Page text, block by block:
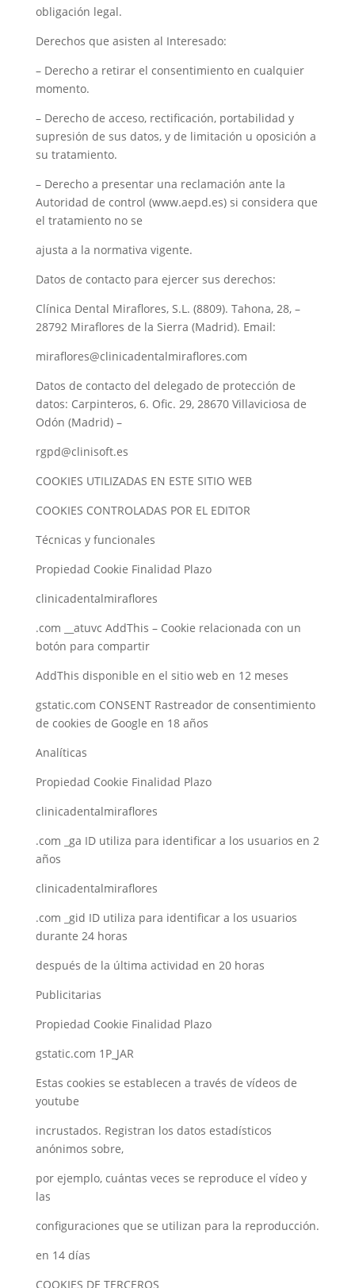
obligación legal.
Derechos que asisten al Interesado:
– Derecho a retirar el consentimiento en cualquier
momento.
– Derecho de acceso, rectificación, portabilidad y
supresión de sus datos, y de limitación u oposición a
su tratamiento.
– Derecho a presentar una reclamación ante la
Autoridad de control (www.aepd.es) si considera que
el tratamiento no se
ajusta a la normativa vigente.
Datos de contacto para ejercer sus derechos:
Clínica Dental Miraflores, S.L. (8809). Tahona, 28, –
28792 Miraflores de la Sierra (Madrid). Email:
miraflores@clinicadentalmiraflores.com
Datos de contacto del delegado de protección de
datos: Carpinteros, 6. Ofic. 29, 28670 Villaviciosa de
Odón (Madrid) –
rgpd@clinisoft.es
COOKIES UTILIZADAS EN ESTE SITIO WEB
COOKIES CONTROLADAS POR EL EDITOR
Técnicas y funcionales
Propiedad Cookie Finalidad Plazo
clinicadentalmiraflores
.com __atuvc AddThis – Cookie relacionada con un
botón para compartir
AddThis disponible en el sitio web en 12 meses
gstatic.com CONSENT Rastreador de consentimiento
de cookies de Google en 18 años
Analíticas
Propiedad Cookie Finalidad Plazo
clinicadentalmiraflores
.com _ga ID utiliza para identificar a los usuarios en 2
años
clinicadentalmiraflores
.com _gid ID utiliza para identificar a los usuarios
durante 24 horas
después de la última actividad en 20 horas
Publicitarias
Propiedad Cookie Finalidad Plazo
gstatic.com 1P_JAR
Estas cookies se establecen a través de vídeos de
youtube
incrustados. Registran los datos estadísticos
anónimos sobre,
por ejemplo, cuántas veces se reproduce el vídeo y
las
configuraciones que se utilizan para la reproducción.
en 14 días
COOKIES DE TERCEROS